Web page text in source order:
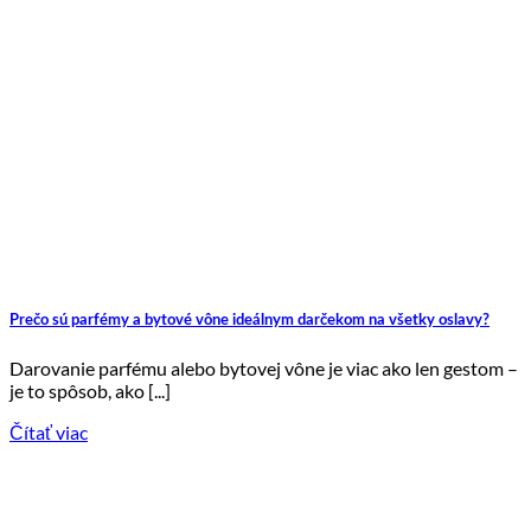
Prečo sú parfémy a bytové vône ideálnym darčekom na všetky oslavy?
Darovanie parfému alebo bytovej vône je viac ako len gestom –
je to spôsob, ako [...]
Čítať viac